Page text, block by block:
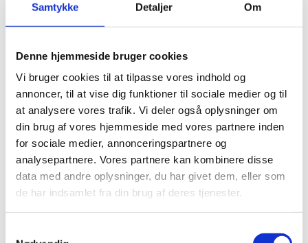
Samtykke Detaljer Om
Denne hjemmeside bruger cookies
Vi bruger cookies til at tilpasse vores indhold og
annoncer, til at vise dig funktioner til sociale medier og til
at analysere vores trafik. Vi deler også oplysninger om
din brug af vores hjemmeside med vores partnere inden
for sociale medier, annonceringspartnere og
analysepartnere. Vores partnere kan kombinere disse
data med andre oplysninger, du har givet dem, eller som
de har indsamlet fra din brug af deres tjenester.
kvaliteten...
Styrelsen for Undervisning og Kvalitet
offentliggør sin tilsynsberetning for 2022
12.06.2023
Styrelsen for Undervisning og Kvalitet (STUK) har
netop offentliggjort sin årlige tilsynsberetning for
2022. Tilsynsberetningen omfatter alle Børne- og
Undervisningsministeriets uddannelses- og ins...
Udmøntning af midler til nye gymnasiale ASF-
klasser